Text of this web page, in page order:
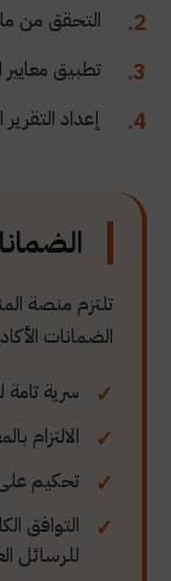
التحقق من
تطبيق معايير
إعداد
تلتزم منصة
الضمانات
سرية
الالتزام
تحكيم
التوافق
للرسائل